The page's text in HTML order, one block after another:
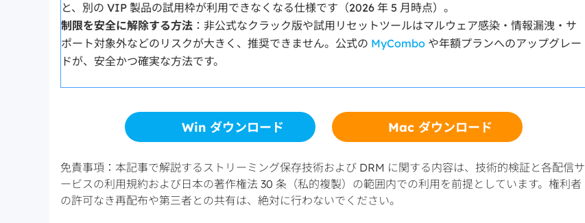
と、別の VIP 製品の試用枠が利用できなくなる仕様です（2026 年 5 月時点）。
制限を安全に解除する方法 ：非公式なクラック版や試用リセットツールはマルウェア感染・情報漏洩・サ
ポート対象外などのリスクが大きく、推奨できません。公式の MyCombo や年額プランへのアップグレー
ドが、安全かつ確実な方法です。
Win ダウンロード Mac ダウンロード
免責事項：本記事で解説するストリーミング保存技術および DRM に関する内容は、技術的検証と各配信サ
ービスの利用規約および日本の著作権法 30 条（私的複製）の範囲内での利用を前提としています。権利者
の許可なき再配布や第三者との共有は、絶対に行わないでください。